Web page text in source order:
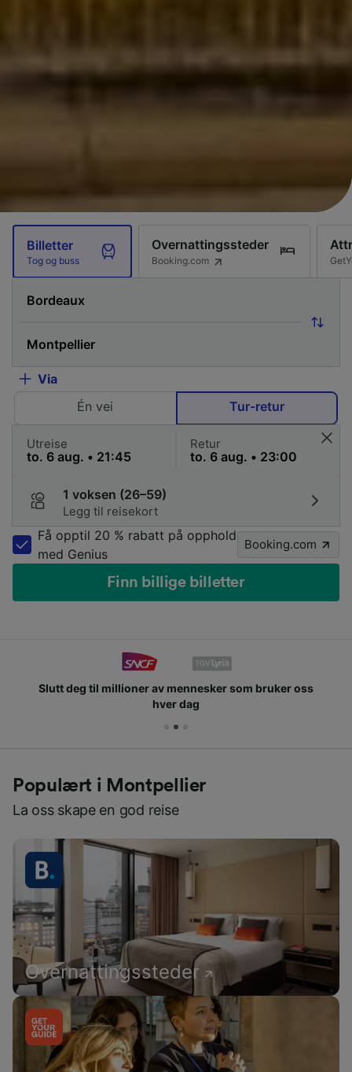
Billetter
Tog og buss
Overnattingssteder
Booking.com
Via
Én vei
Tur-retur
Utreise Retur
1 voksen (26–59)
Legg til reisekort
Få opptil 20 % rabatt på opphold
med Genius
Booking.com
Finn billige billetter
Slutt deg til millioner av mennesker som bruker oss
hver dag
Populært i Montpellier
La oss skape en god reise
Overnattingssteder